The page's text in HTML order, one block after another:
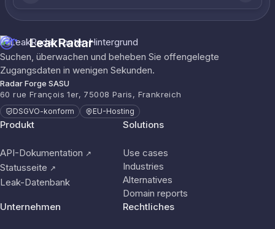
LeakRadar
Suchen, überwachen und beheben Sie offengelegte
Zugangsdaten in wenigen Sekunden.
Radar Forge SASU
60 rue François 1er, 75008 Paris, Frankreich
DSGVO-konform EU-Hosting
Produkt
API-Dokumentation ↗
Statusseite ↗
Leak-Datenbank
Solutions
Use cases
Industries
Alternatives
Domain reports
Unternehmen
Rechtliches